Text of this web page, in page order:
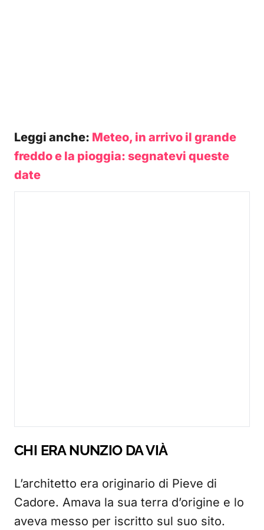
Leggi anche: Meteo, in arrivo il grande
freddo e la pioggia: segnatevi queste
date
CHI ERA NUNZIO DA VIÀ
L’architetto era originario di Pieve di
Cadore. Amava la sua terra d’origine e lo
aveva messo per iscritto sul suo sito.